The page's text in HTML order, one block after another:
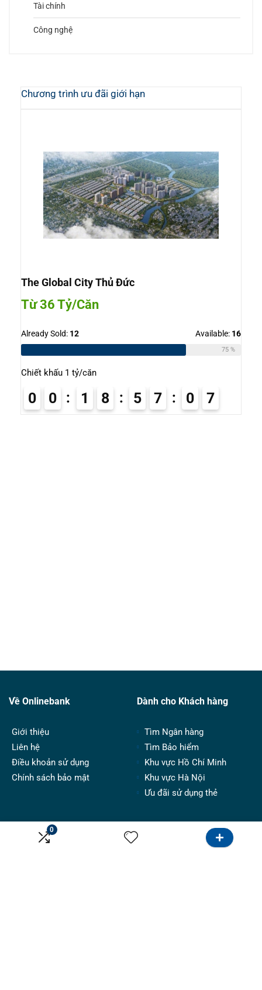
0
Tài chính
Công nghệ
Chương trình ưu đãi giới hạn
The Global City Thủ Đức
Từ 36 Tỷ/Căn
Already Sold: 12 Available: 16
75 %
Chiết khấu 1 tỷ/căn
0 0 1 8 5 7 0 7
Về Onlinebank
Giới thiệu
Liên hệ
Điều khoản sử dụng
Chính sách bảo mật
Dành cho Khách hàng
Tìm Ngân hàng
Tìm Bảo hiểm
Khu vực Hồ Chí Minh
Khu vực Hà Nội
Ưu đãi sử dụng thẻ
Dành cho tư vấn